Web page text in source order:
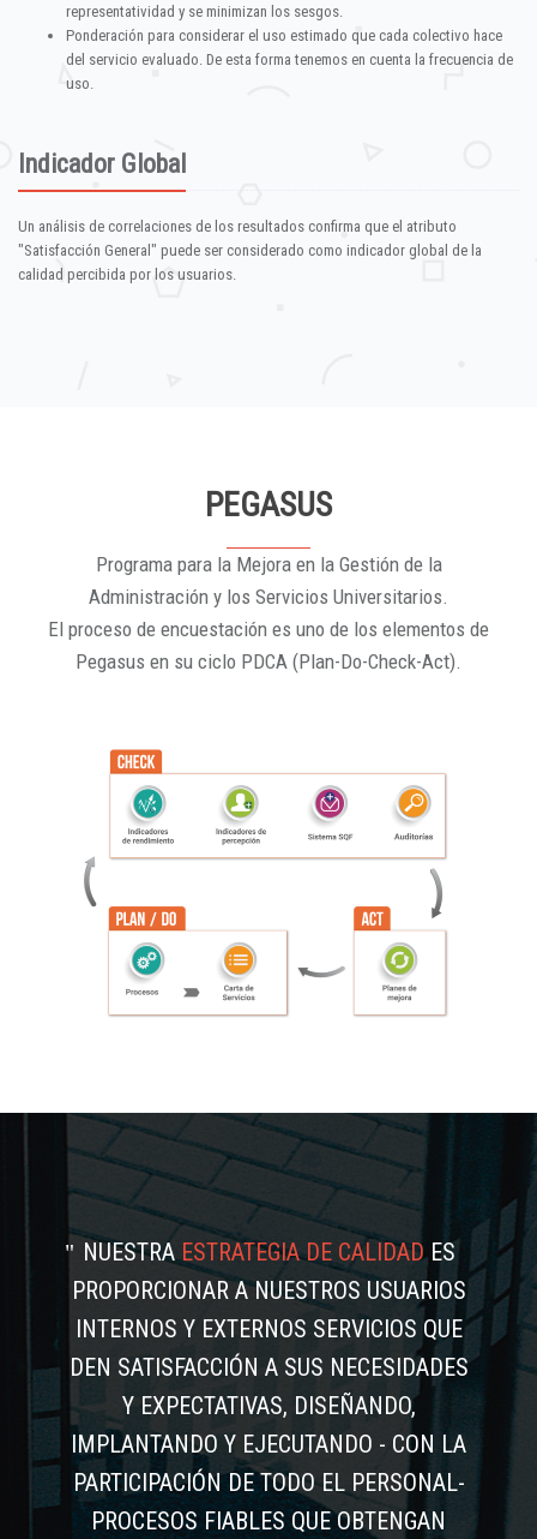
representatividad y se minimizan los sesgos.
Ponderación para considerar el uso estimado que cada colectivo hace
del servicio evaluado. De esta forma tenemos en cuenta la frecuencia de
uso.
Indicador Global
Un análisis de correlaciones de los resultados confirma que el atributo
"Satisfacción General" puede ser considerado como indicador global de la
calidad percibida por los usuarios.
PEGASUS
Programa para la Mejora en la Gestión de la
Administración y los Servicios Universitarios.
El proceso de encuestación es uno de los elementos de
Pegasus en su ciclo PDCA (Plan-Do-Check-Act).
NUESTRAESTRATEGIA DE CALIDADES
PROPORCIONAR A NUESTROS USUARIOS
INTERNOS Y EXTERNOS SERVICIOS QUE
DEN SATISFACCIÓN A SUS NECESIDADES
Y EXPECTATIVAS, DISEÑANDO,
IMPLANTANDO Y EJECUTANDO - CON LA
PARTICIPACIÓN DE TODO EL PERSONAL-
PROCESOS FIABLES QUE OBTENGAN